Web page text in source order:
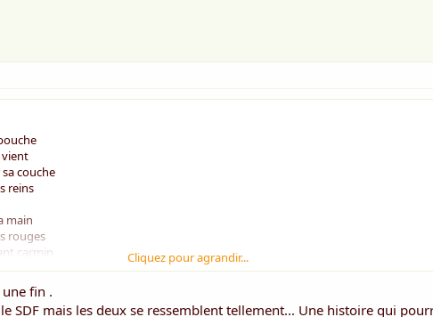
vient
couche
reins
main
rouges
carmin
bougent
Cliquez pour agrandir...
fin .
SDF mais les deux se ressemblent tellement... Une histoire qui